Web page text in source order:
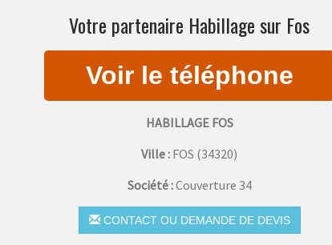
Votre partenaire Habillage sur Fos
HABILLAGE FOS
Ville : FOS (34320)
Société :Couverture 34
CONTACT OU DEMANDE DE DEVIS